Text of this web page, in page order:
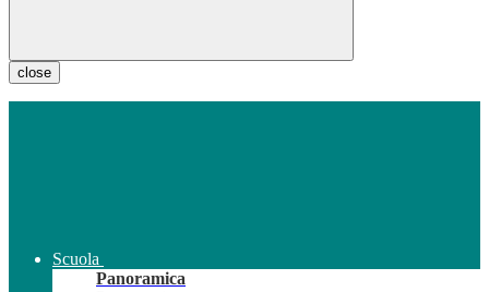
close
Scuola
Panoramica